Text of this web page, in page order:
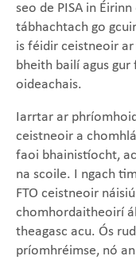
seo de PISA in
tábhachtach go
is féidir ceistneoir
bheith bailí agus
oideachais.
Iarrtar ar
ceistneoir a
faoi bhainistíocht,
na scoile. I ngach
FTO ceistneoir
chomhordaitheoirí
theagasc acu. Ós
príomhréimse, nó